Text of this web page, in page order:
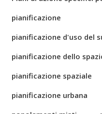
pianificazione
pianificazione d'uso del
pianificazione dello
pianificazione spaziale
pianificazione urbana